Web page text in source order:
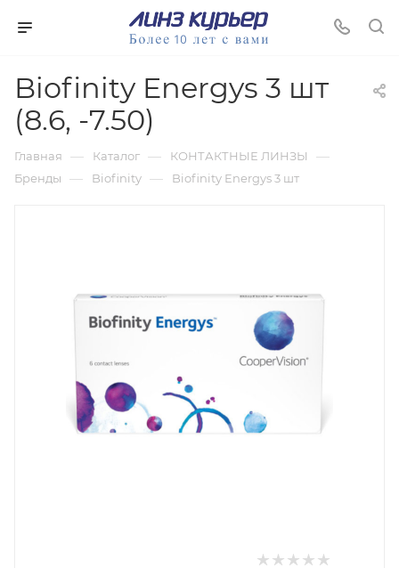
Biofinity Energys 3 шт
(8.6, -7.50)
Главная — Каталог — КОНТАКТНЫЕ ЛИНЗЫ —
Бренды — Biofinity — Biofinity Energys 3 шт